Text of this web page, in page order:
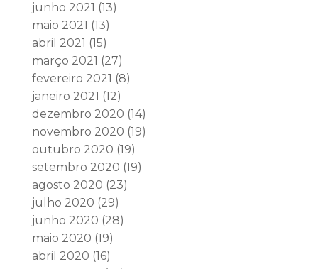
junho 2021 (13)
maio 2021 (13)
abril 2021 (15)
março 2021 (27)
fevereiro 2021 (8)
janeiro 2021 (12)
dezembro 2020 (14)
novembro 2020 (19)
outubro 2020 (19)
setembro 2020 (19)
agosto 2020 (23)
julho 2020 (29)
junho 2020 (28)
maio 2020 (19)
abril 2020 (16)